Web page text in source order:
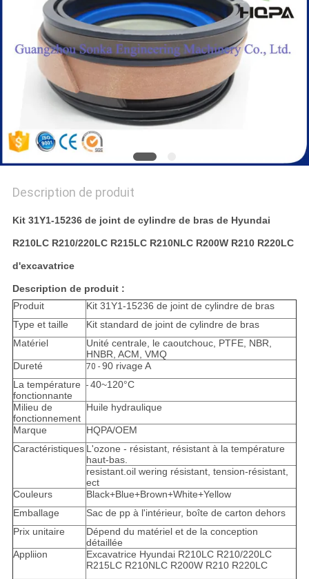
Description de produit
Kit 31Y1-15236 de joint de cylindre de bras de Hyundai
R210LC R210/220LC R215LC R210NLC R200W R210 R220LC
d'excavatrice
Description de produit :
Produit
Kit 31Y1-15236 de joint de cylindre de bras
Type et taille
Kit standard de joint de cylindre de bras
Matériel
Unité centrale, le caoutchouc, PTFE, NBR,
HNBR, ACM, VMQ
Dureté
70 - 90 rivage A
La température
fonctionnante
- 40~120°C
Milieu de
fonctionnement
Huile hydraulique
Marque
HQPA/OEM
Caractéristiques L'ozone - résistant, résistant à la température
haut-bas.
resistant.oil wering résistant, tension-résistant,
ect
Couleurs
Black+Blue+Brown+White+Yellow
Emballage
Sac de pp à l'intérieur, boîte de carton dehors
Prix unitaire
Dépend du matériel et de la conception
détaillée
Appliion
Excavatrice Hyundai R210LC R210/220LC
R215LC R210NLC R200W R210 R220LC